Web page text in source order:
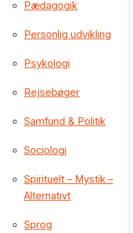
Pædagogik
Personlig udvikling
Psykologi
Rejsebøger
Samfund & Politik
Sociologi
Spirituelt – Mystik –
Alternativt
Sprog